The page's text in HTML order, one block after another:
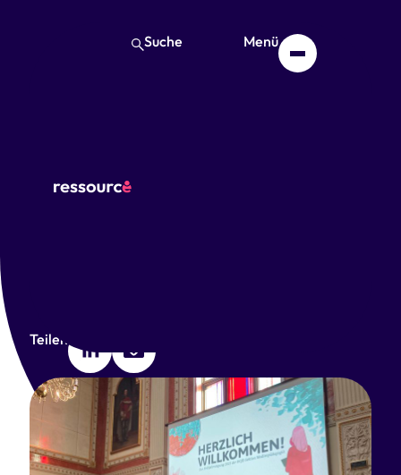
Suche Menü
Medienpädagogik“ in
Teilen